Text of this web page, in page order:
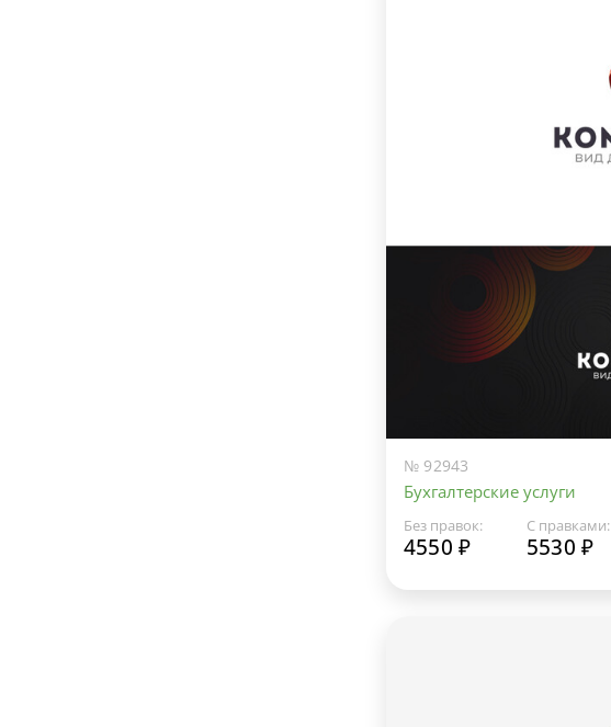
№ 92943
Бухгалтерские услуги
Без правок:
4550 ₽
С правками:
5530 ₽